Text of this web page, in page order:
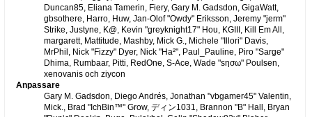
Duncan85, Eliana Tamerin, Fiery, Gary M. Gadsdon, GigaWatt,
gbsothere, Harro, Huw, Jan-Olof "Owdy" Eriksson, Jeremy "jerm"
Strike, Justyne, K@, Kevin "greyknight17" Hou, KGIII, Kill Em All,
margarett, Mattitude, Mashby, Mick G., Michele "Illori" Davis,
MrPhil, Nick "Fizzy" Dyer, Nick "Ha²", Paul_Pauline, Piro "Sarge"
Dhima, Rumbaar, Pitti, RedOne, S-Ace, Wade "sησω" Poulsen,
xenovanis och ziycon
Anpassare
Gary M. Gadsdon, Diego Andrés, Jonathan "vbgamer45" Valentin,
Mick., Brad "IchBin™" Grow, ディン1031, Brannon "B" Hall, Bryan